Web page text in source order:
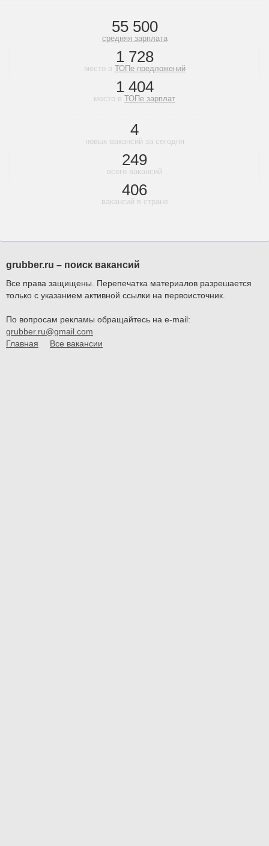
55 500
средняя зарплата
1 728
место в ТОПе предложений
1 404
место в ТОПе зарплат
4
новых вакансий за сегодня
249
всего вакансий
406
вакансий в стране
grubber.ru – поиск вакансий
Все права защищены. Перепечатка материалов разрешается
только с указанием активной ссылки на первоисточник.
По вопросам рекламы обращайтесь на e-mail:
grubber.ru@gmail.com
Главная
Все вакансии